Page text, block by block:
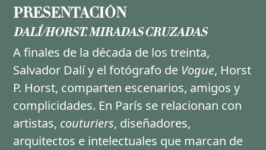
PRESENTACIÓN
DALÍ/HORST. MIRADAS CRUZADAS
A finales de la década de los treinta,
Salvador Dalí y el fotógrafo de Vogue, Horst
P. Horst, comparten escenarios, amigos y
complicidades. En París se relacionan con
artistas, couturiers, diseñadores,
arquitectos e intelectuales que marcan de